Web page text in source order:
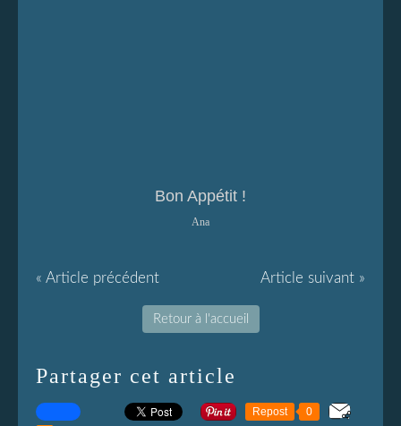
Bon Appétit !
Ana
« Article précédent Article suivant »
Retour à l'accueil
Partager cet article
Repost 0